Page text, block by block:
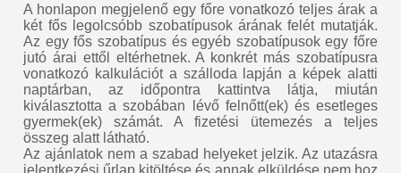
A honlapon megjelenő egy főre vonatkozó teljes árak a
két fős legolcsóbb szobatípusok árának felét mutatják.
Az egy fős szobatípus és egyéb szobatípusok egy főre
jutó árai ettől eltérhetnek. A konkrét más szobatípusra
vonatkozó kalkulációt a szálloda lapján a képek alatti
naptárban, az időpontra kattintva látja, miután
kiválasztotta a szobában lévő felnőtt(ek) és esetleges
gyermek(ek) számát. A fizetési ütemezés a teljes
összeg alatt látható.
Az ajánlatok nem a szabad helyeket jelzik. Az utazásra
jelentkezési űrlap kitöltése és annak elküldése nem hoz